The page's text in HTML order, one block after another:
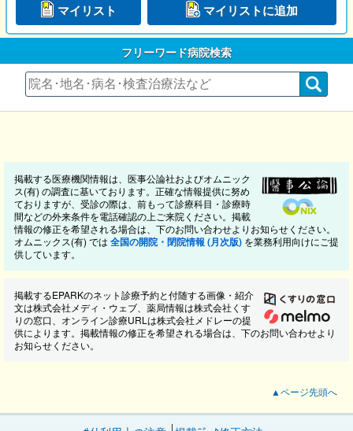
マイリスト マイリストに追加
フリーワード病院検索
掲載する医療機関情報は、医事公論社およびオムニック
ス(有) の調査に基いております。正確な情報提供に努め
ておりますが、受診の際は、前もって診療科目・診療時
間などの外来条件を電話確認の上ご来院ください。掲載
情報の修正を希望される場合は、下のお問い合わせよりお知らせください。
オムニックス(有) では 全国の開院・閉院情報 (月次版) を業務利用向けにご提
供しています。
掲載するEPARKのネット診療予約と付随する画像・紹介
文は株式会社メディ・ウェブ、薬局情報は株式会社くす
りの窓口、オンライン診療URLは株式会社メドレーの提
供によります。掲載情報の修正を希望される場合は、下のお問い合わせより
お知らせください。
▲ページ先頭へ